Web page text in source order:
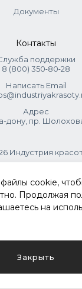
Документы
Контакты
поддержки
8 (800) 350‑80‑28
Написать Email
Адрес
дону, пр. Шолохова,
Индустрия
.
cookie,
Продолжая
на
Закрыть